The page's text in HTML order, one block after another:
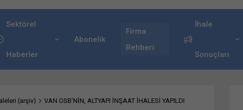
Sektörel
Haberler
Abonelik
Firma
Rehberi
İhale
Sonuçları
(arşiv) VAN OSB’NİN, ALTYAPI İNŞAAT İHALESİ YAPILDI